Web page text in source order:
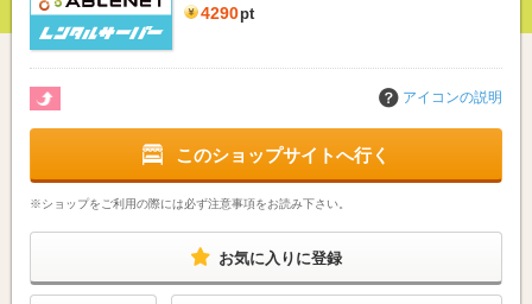
4290pt
アイコンの説明
このショップサイトへ行く
※ショップをご利用の際には必ず注意事項をお読み下さい。
お気に入りに登録